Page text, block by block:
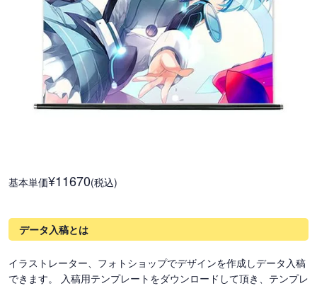
基本単価¥11670(税込)
データ入稿とは
イラストレーター、フォトショップでデザインを作成しデータ入稿
できます。 入稿用テンプレートをダウンロードして頂き、テンプレ